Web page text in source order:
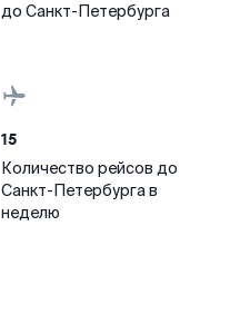
до Санкт-Петербурга
15
Количество рейсов до
Санкт-Петербурга в
неделю